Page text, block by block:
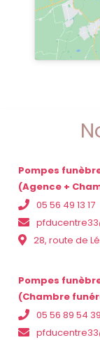
Pompes
(Agence +
05 56 49 13 17
28, route de
Pompes
(Chambre
05 56 89 54 39